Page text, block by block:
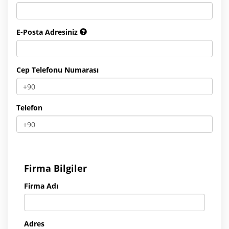
E-Posta Adresiniz
Cep Telefonu Numarası
Telefon
Firma Bilgiler
Firma Adı
Adres